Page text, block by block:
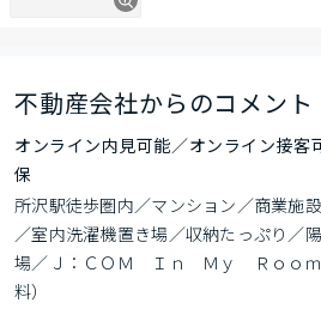
不動産会社からのコメント
オンライン内見可能／オンライン接客
保
所沢駅徒歩圏内／マンション／商業施
／室内洗濯機置き場／収納たっぷり／
場／Ｊ：ＣＯＭ　Ｉｎ　Ｍｙ　Ｒｏｏ
料）